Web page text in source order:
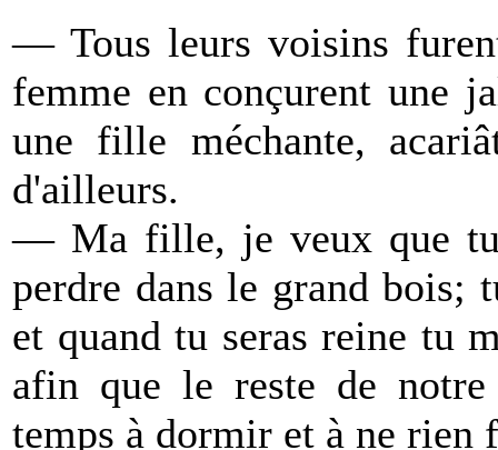
— Tous leurs voisins
femme en conçurent une
une fille méchante,
d'ailleurs.
— Ma fille, je veux que tu
perdre dans le grand bois;
et quand tu seras reine tu
afin que le reste de notre
temps à dormir et à ne rien